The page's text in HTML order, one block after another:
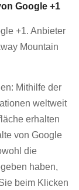
Google +1
+1. Anbieter
Mountain
Mithilfe der
weltweit
erhalten
von Google
die
haben,
beim Klicken